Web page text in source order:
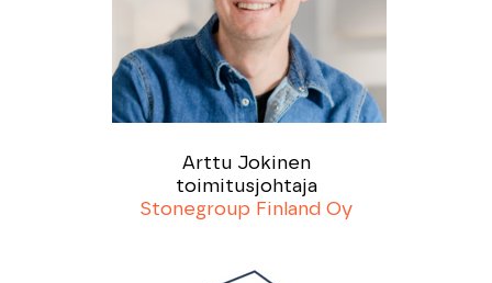
Arttu Jokinen
toimitusjohtaja
Stonegroup Finland Oy